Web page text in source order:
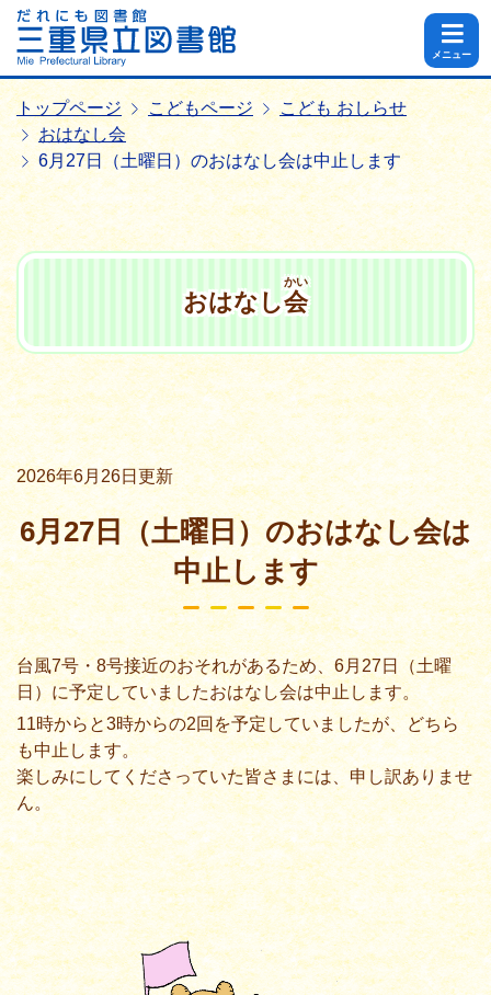
メニュー
トップページ こどもページ
こども おしらせ
おはなし会
6月27日（土曜日）のおはなし会は中止します
おはなし会
かい
2026年6月26日更新
6月27日（土曜日）のおはなし会は
中止します
台風7号・8号接近のおそれがあるため、6月27日（土曜
日）に予定していましたおはなし会は中止します。
11時からと3時からの2回を予定していましたが、どちら
も中止します。
楽しみにしてくださっていた皆さまには、申し訳ありませ
ん。